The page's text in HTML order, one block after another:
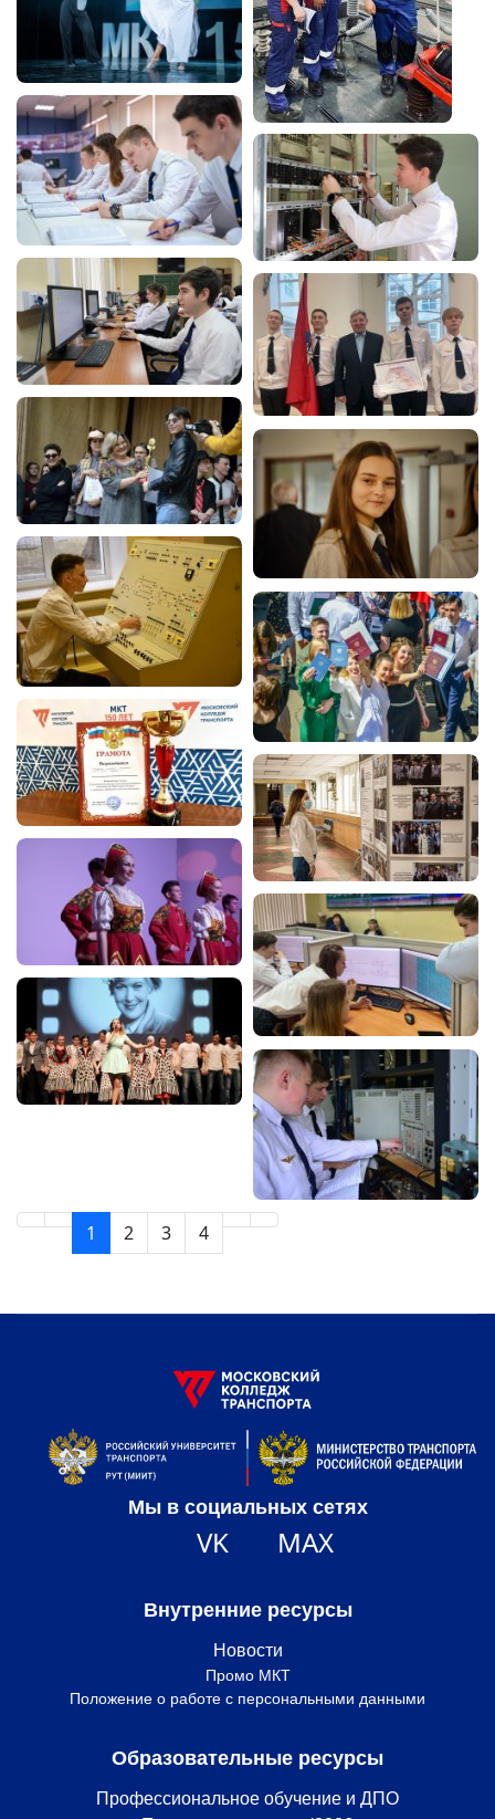
1 2 3 4
Мы в социальных сетях
VK MAX
Внутренние ресурсы
Новости
Промо МКТ
Положение о работе с персональными данными
Образовательные ресурсы
Профессиональное обучение и ДПО